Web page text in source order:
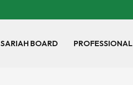
SARIAH BOARD